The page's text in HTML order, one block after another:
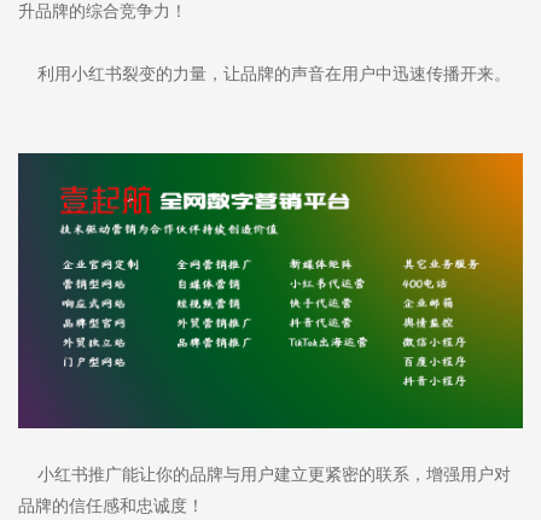
升品牌的综合竞争力！
利用小红书裂变的力量，让品牌的声音在用户中迅速传播开来。
小红书推广能让你的品牌与用户建立更紧密的联系，增强用户对
品牌的信任感和忠诚度！